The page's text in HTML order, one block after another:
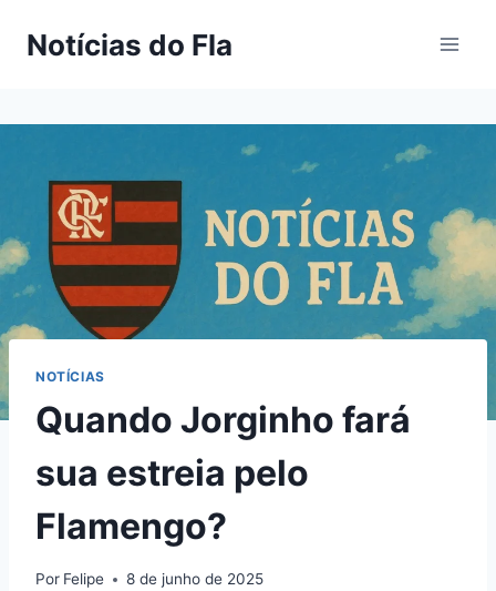
paraNotícias do Fla
NOTÍCIAS
Quando Jorginho fará
sua estreia pelo
Flamengo?
Por Felipe 8 de junho de 2025